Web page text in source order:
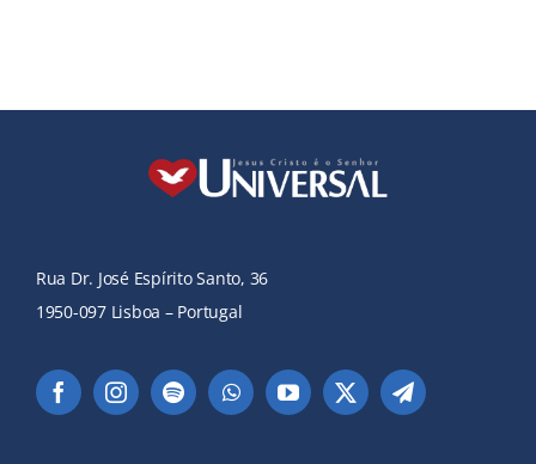
Rua Dr. José Espírito Santo, 36
1950-097 Lisboa – Portugal